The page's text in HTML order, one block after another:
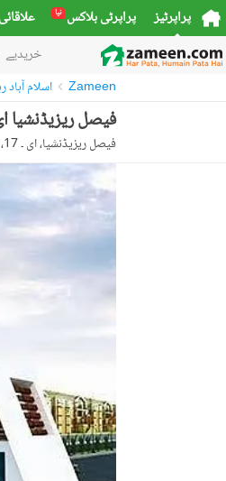
پراپرٹیز پراپرٹی بلاکس نیا
خریدیے
Zameen اسلام آباد
فیصل ریزیڈنشیا ای ۔ 17,اسلام آباد میں 5 مرلہ رہائشی پلاٹ 37.0 لاکھ
فیصل ریزیڈنشیا، ای ۔ 17، اسلام آباد، اسلام آباد کیپیٹل